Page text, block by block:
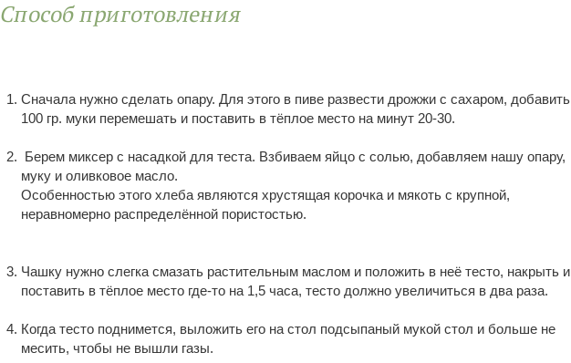
Способ приготовления
Сначала нужно сделать опару. Для этого в пиве развести дрожжи с сахаром, добавить
100 гр. муки перемешать и поставить в тёплое место на минут 20-30.
Берем миксер с насадкой для теста. Взбиваем яйцо с солью, добавляем нашу опару,
муку и оливковое масло.
Особенностью этого хлеба являются хрустящая корочка и мякоть с крупной,
неравномерно распределённой пористостью.
Чашку нужно слегка смазать растительным маслом и положить в неё тесто, накрыть и
поставить в тёплое место где-то на 1,5 часа, тесто должно увеличиться в два раза.
Когда тесто поднимется, выложить его на стол подсыпаный мукой стол и больше не
месить, чтобы не вышли газы.